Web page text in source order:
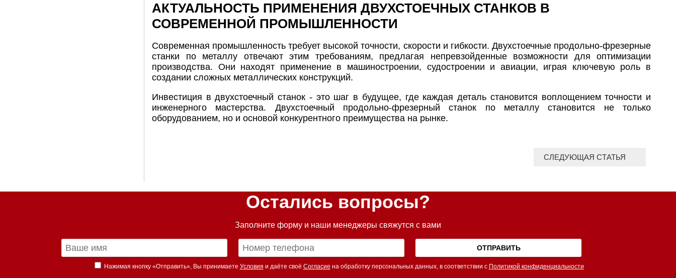
АКТУАЛЬНОСТЬ ПРИМЕНЕНИЯ ДВУХСТОЕЧНЫХ СТАНКОВ В
СОВРЕМЕННОЙ ПРОМЫШЛЕННОСТИ
Современная промышленность требует высокой точности, скорости и гибкости. Двухстоечные продольно-фрезерные
станки по металлу отвечают этим требованиям, предлагая непревзойденные возможности для оптимизации
производства. Они находят применение в машиностроении, судостроении и авиации, играя ключевую роль в
создании сложных металлических конструкций.
Инвестиция в двухстоечный станок - это шаг в будущее, где каждая деталь становится воплощением точности и
инженерного мастерства. Двухстоечный продольно-фрезерный станок по металлу становится не только
оборудованием, но и основой конкурентного преимущества на рынке.
СЛЕДУЮЩАЯ СТАТЬЯ
Остались вопросы?
Заполните форму и наши менеджеры свяжутся с вами
Нажимая кнопку «Отправить», Вы принимаете Условия и даёте своё Согласие на обработку персональных данных, в соответствии с Политикой конфиденциальности